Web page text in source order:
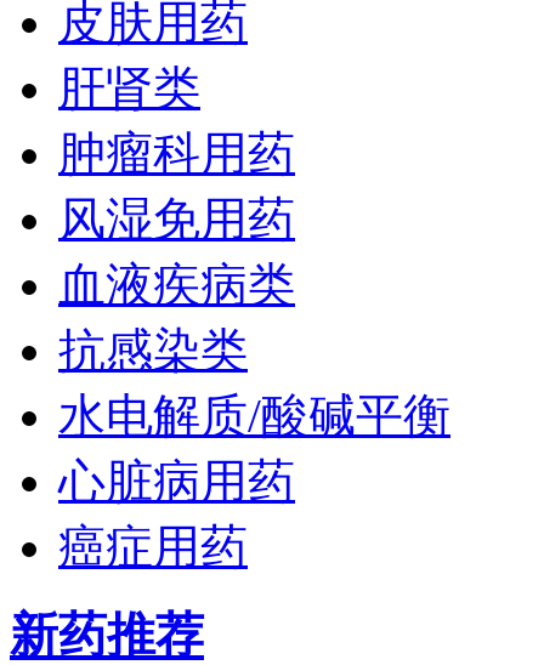
皮肤用药
肝肾类
肿瘤科用药
风湿免用药
血液疾病类
抗感染类
水电解质/酸碱平衡
心脏病用药
癌症用药
新药推荐